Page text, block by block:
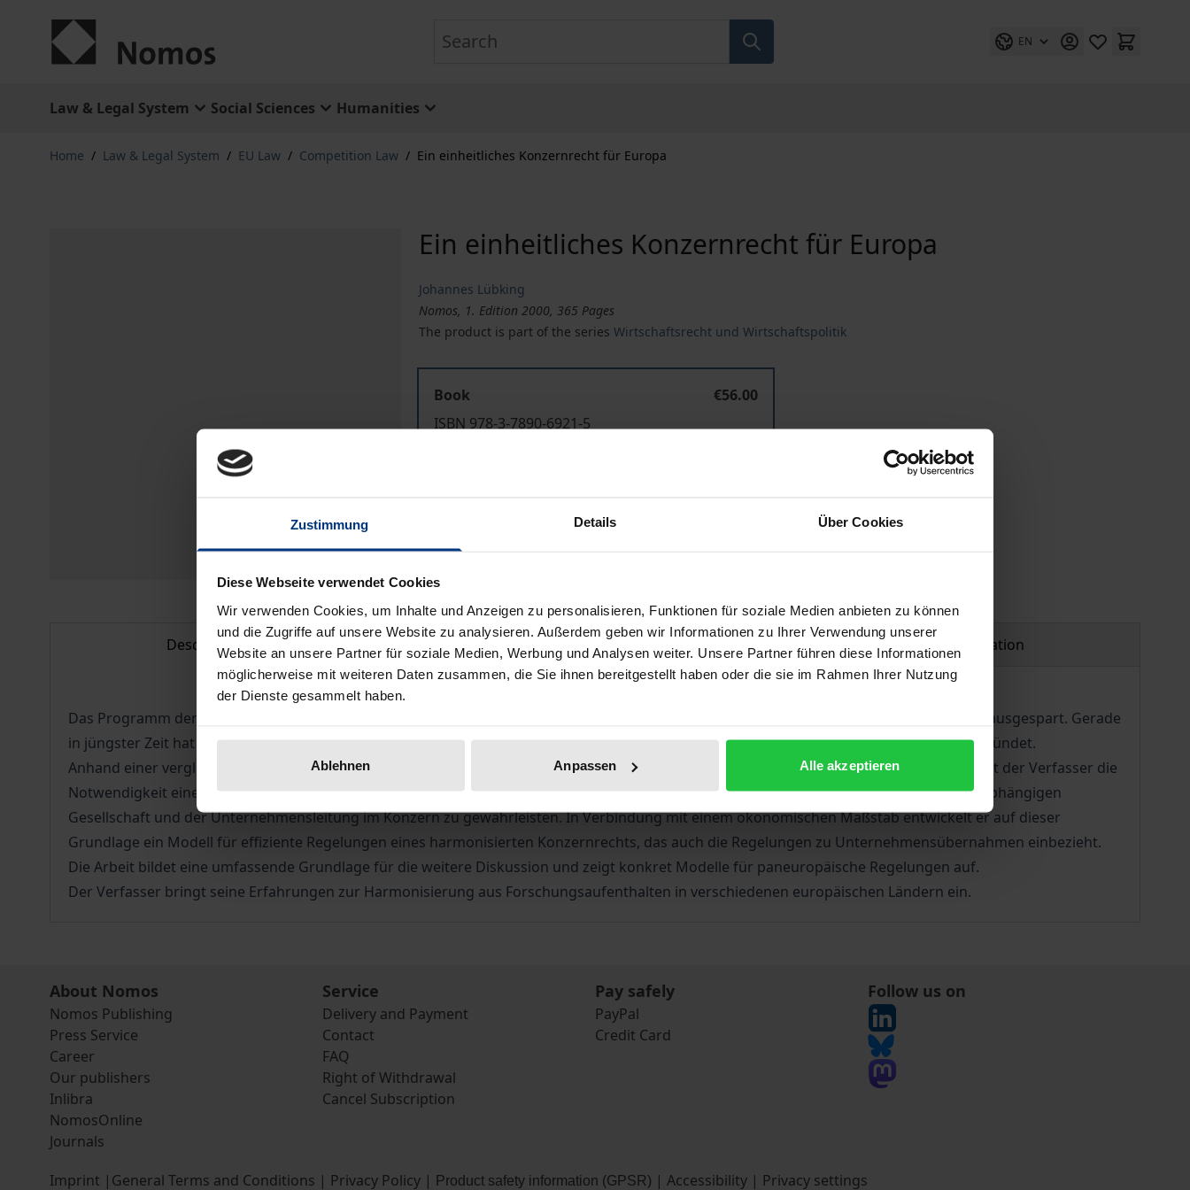
Zustimmung Details Über Cookies
Diese Webseite verwendet Cookies
Wir verwenden Cookies, um Inhalte und Anzeigen zu personalisieren, Funktionen für soziale Medien anbieten zu können
und die Zugriffe auf unsere Website zu analysieren. Außerdem geben wir Informationen zu Ihrer Verwendung unserer
Website an unsere Partner für soziale Medien, Werbung und Analysen weiter. Unsere Partner führen diese Informationen
möglicherweise mit weiteren Daten zusammen, die Sie ihnen bereitgestellt haben oder die sie im Rahmen Ihrer Nutzung
der Dienste gesammelt haben.
Ablehnen Anpassen Alle akzeptieren
EN
Law & Legal System Social Sciences Humanities
Home / Law & Legal System / EU Law / Competition Law / Ein einheitliches Konzernrecht für Europa
Ein einheitliches Konzernrecht für Europa
Johannes Lübking
Nomos, 1. Edition 2000, 365 Pages
The product is part of the seriesWirtschaftsrecht und Wirtschaftspolitik
Book
€56.00
ISBN 978-3-7890-6921-5
Add to Wish List
Delivery cost notice
Description Bibliographical data Product safety information
Das Programm der Europäischen Gemeinschaft zur Harmonisierung der Gesellschaftsrechte hat den Bereich des Konzernrechts bislang ausgespart. Gerade
in jüngster Zeit hat sich in Wissenschaft und Praxis eine verstärkte Diskussion über die Notwendigkeit einer solchen Harmonisierung entzündet.
Anhand einer vergleichenden Untersuchung der konzernrelevanten Regelungen im englischen, französischen und deutschen Recht bejaht der Verfasser die
Notwendigkeit einer Harmonisierung, um im Binnenmarkt eine effiziente Ausgestaltung des Minderheits- und Gläubigerschutzes in der abhängigen
Gesellschaft und der Unternehmensleitung im Konzern zu gewährleisten. In Verbindung mit einem ökonomischen Maßstab entwickelt er auf dieser
Grundlage ein Modell für effiziente Regelungen eines harmonisierten Konzernrechts, das auch die Regelungen zu Unternehmensübernahmen einbezieht.
Die Arbeit bildet eine umfassende Grundlage für die weitere Diskussion und zeigt konkret Modelle für paneuropäische Regelungen auf.
Der Verfasser bringt seine Erfahrungen zur Harmonisierung aus Forschungsaufenthalten in verschiedenen europäischen Ländern ein.
About Nomos
Nomos Publishing
Press Service
Career
Our publishers
Inlibra
NomosOnline
Journals
Service
Delivery and Payment
Contact
FAQ
Right of Withdrawal
Cancel Subscription
Pay safely
PayPal
Credit Card
Follow us on
Imprint | General Terms and Conditions | Privacy Policy | Product safety information (GPSR) | Accessibility | Privacy settings